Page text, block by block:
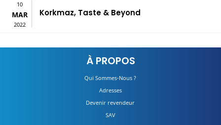
10
MAR
2022
Korkmaz, Taste & Beyond
À PROPOS
Qui Sommes-Nous ?
Adresses
Devenir revendeur
SAV